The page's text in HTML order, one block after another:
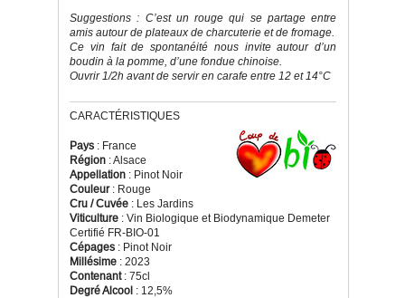
Suggestions : C’est un rouge qui se partage entre
amis autour de plateaux de charcuterie et de fromage.
Ce vin fait de spontanéité nous invite autour d’un
boudin à la pomme, d’une fondue chinoise.
Ouvrir 1/2h avant de servir en carafe entre 12 et 14°C
CARACTÉRISTIQUES
Pays : France
Région : Alsace
Appellation : Pinot Noir
Couleur: Rouge
Cru / Cuvée : Les Jardins
Viticulture : Vin Biologique et Biodynamique Demeter
Certifié FR-BIO-01
Cépages : Pinot Noir
Millésime : 2023
Contenant: 75cl
Degré Alcool : 12,5%